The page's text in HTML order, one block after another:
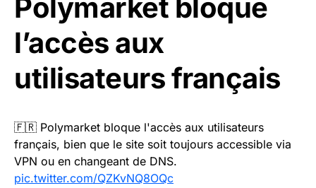
Polymarket bloque
l’accès aux
utilisateurs français
🇫🇷 Polymarket bloque l'accès aux utilisateurs
français, bien que le site soit toujours accessible via
VPN ou en changeant de DNS.
pic.twitter.com/QZKvNQ8OQc